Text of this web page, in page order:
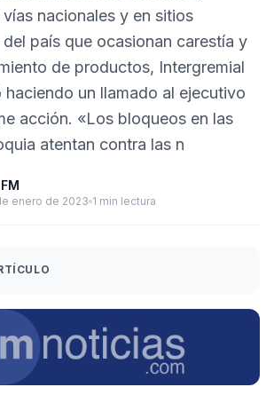
nacionales y en sitios
país que ocasionan carestía y
de productos, Intergremial
haciendo un llamado al ejecutivo
acción. «Los bloqueos en las
atentan contra las n
enero de 2023 1 min lectura